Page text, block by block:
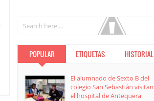
POPULAR ETIQUETAS HISTORIAL
El alumnado de Sexto B del
colegio San Sebastián visitan
el hospital de Antequera